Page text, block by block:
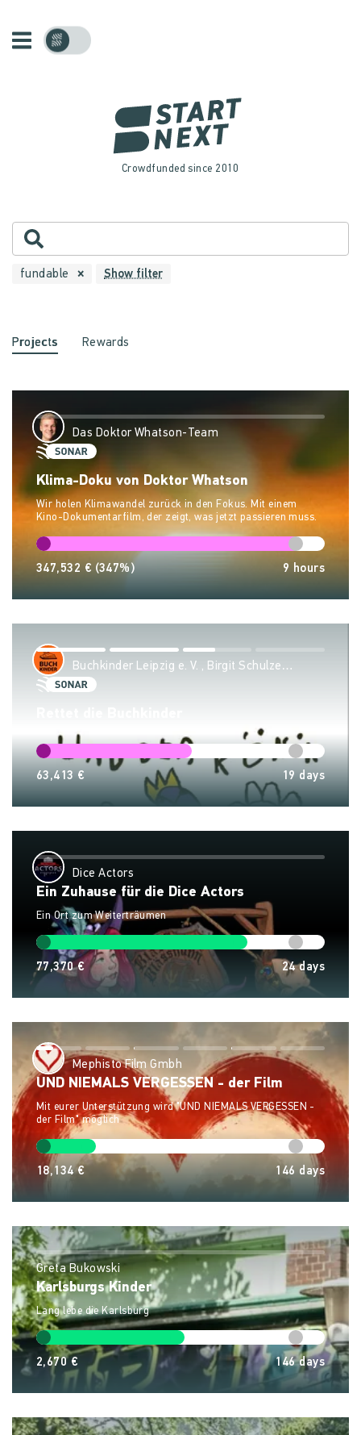
Crowdfunded since 2010
fundable Show filter
Projects Rewards
Das Doktor Whatson-Team
Klima-Doku von Doktor Whatson
Wir holen Klimawandel zurück in den Fokus. Mit einem
Kino-Dokumentarfilm, der zeigt, was jetzt passieren muss.
347,532 € (347%) 9 hours
Buchkinder Leipzig e. V. , Birgit Schulze
Wehninck & Sven Riemer
63,413 € 19 days
Dice Actors
Ein Zuhause für die Dice Actors
Ein Ort zum Weiterträumen
77,370 € 24days
Mephisto Film Gmbh
UND NIEMALS VERGESSEN - der Film
Mit eurer Unterstützung wird "UND NIEMALS VERGESSEN -
der Film" möglich
18,134 € 146 days
Greta Bukowski
Karlsburgs Kinder
Lang lebe die Karlsburg
2,670 € 146days